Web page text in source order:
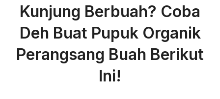
Kunjung Berbuah? Coba
Deh Buat Pupuk Organik
Perangsang Buah Berikut
Ini!